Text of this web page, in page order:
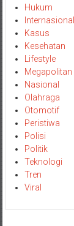
Hukum
Internasional
Kasus
Kesehatan
Lifestyle
Megapolitan
Nasional
Olahraga
Otomotif
Peristiwa
Polisi
Politik
Teknologi
Tren
Viral